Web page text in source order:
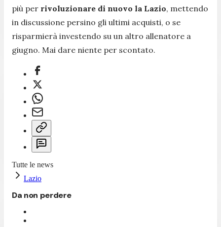
più per rivoluzionare di nuovo la Lazio, mettendo
in discussione persino gli ultimi acquisti, o se
risparmierà investendo su un altro allenatore a
giugno. Mai dare niente per scontato.
Tutte le news
Lazio
Da non perdere